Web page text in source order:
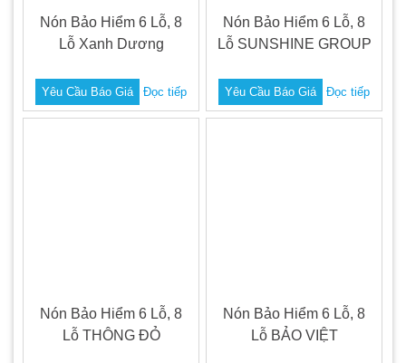
Nón Bảo Hiểm 6 Lỗ, 8
Lỗ Xanh Dương
Yêu Cầu Báo Giá Đọc tiếp
Nón Bảo Hiểm 6 Lỗ, 8
Lỗ SUNSHINE GROUP
Yêu Cầu Báo Giá Đọc tiếp
Nón Bảo Hiểm 6 Lỗ, 8
Lỗ THÔNG ĐỎ
Nón Bảo Hiểm 6 Lỗ, 8
Lỗ BẢO VIỆT